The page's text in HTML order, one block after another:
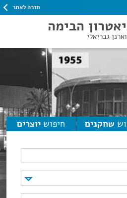
חזרה לאתר
הבימה
גבריאלי
שחקנים חיפוש יוצרים